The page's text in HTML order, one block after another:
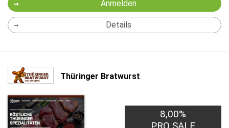
Anmelden
Details
Thüringer Bratwurst
8,00%